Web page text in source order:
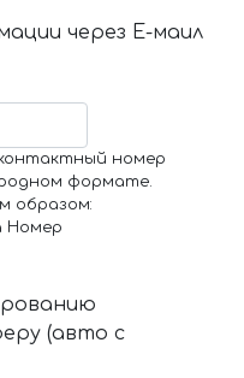
через Е-маил
номер
формате.
образом:
Номер
(авто с